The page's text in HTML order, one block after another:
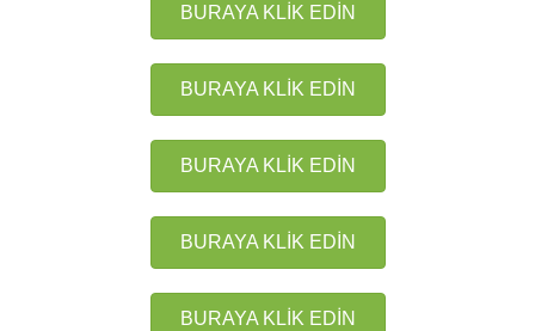
BURAYA KLİK EDİN
BURAYA KLİK EDİN
BURAYA KLİK EDİN
BURAYA KLİK EDİN
BURAYA KLİK EDİN